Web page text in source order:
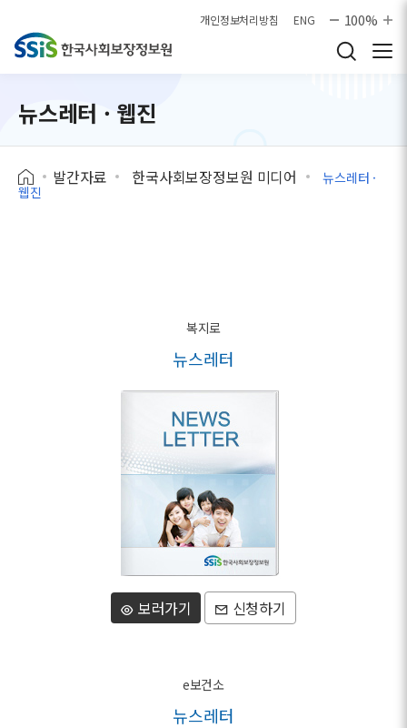
개인정보처리방침 ENG 100%
뉴스레터 · 웹진
발간자료 한국사회보장정보원 미디어
뉴스레터 ·
웹진
복지로
뉴스레터
보러가기 신청하기
e보건소
뉴스레터